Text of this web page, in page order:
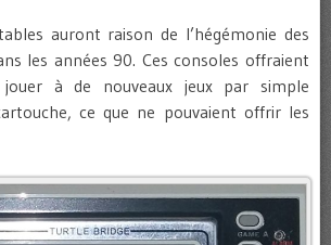
auront raison de l’hégémonie des
les années 90. Ces consoles offraient
à de nouveaux jeux par simple
ce que ne pouvaient offrir les